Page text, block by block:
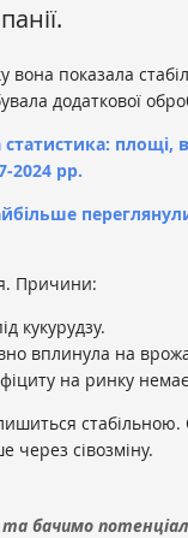
показала
додаткової
статистика: площі,
2024 рр.
Причини:
кукурудзу.
вплинула на
на ринку
стабільною.
через сівозміну.
бачимо